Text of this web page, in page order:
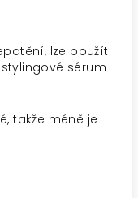
lze použít
sérum
takže méně je